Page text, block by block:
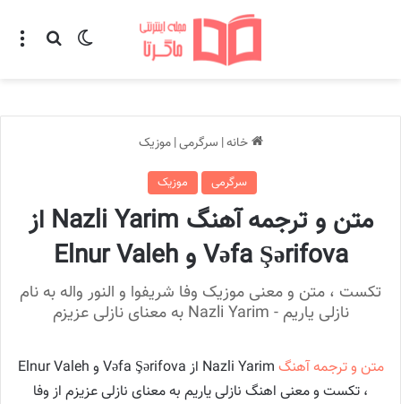
تغییر پوسته
خانه| سرگرمی| موزیک
سرگرمی موزیک
متن و ترجمه آهنگ Nazli Yarim از
Vəfa Şərifova و Elnur Valeh
تکست ، متن و معنی موزیک وفا شریفوا و النور واله به نام
نازلی یاریم - Nazli Yarim به معنای نازلی عزیزم
متن و ترجمه آهنگ
Nazli Yarim از Vəfa Şərifova و Elnur Valeh
، تکست و معنی اهنگ نازلی یاریم به معنای نازلی عزیزم از وفا